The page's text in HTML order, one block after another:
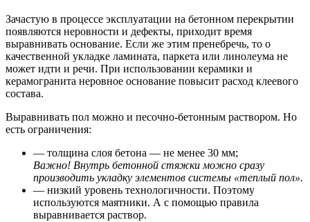
Зачастую в процессе эксплуатации на бетонном перекрытии
появляются неровности и дефекты, приходит время
выравнивать основание. Если же этим пренебречь, то о
качественной укладке ламината, паркета или линолеума не
может идти и речи. При использовании керамики и
керамогранита неровное основание повысит расход клеевого
состава.
Выравнивать пол можно и песочно-бетонным раствором. Но
есть ограничения:
— толщина слоя бетона — не менее 30 мм;
Важно! Внутрь бетонной стяжки можно сразу
производить укладку элементов системы «теплый пол».
— низкий уровень технологичности. Поэтому
используются маятники. А с помощью правила
выравнивается раствор.